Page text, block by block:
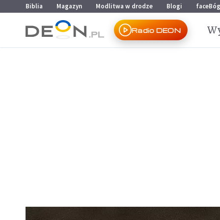
Przejdź do menu głównego
Przejdź do treści
Biblia Magazyn Modlitwa w drodze Blogi faceBóg
Radio DEON